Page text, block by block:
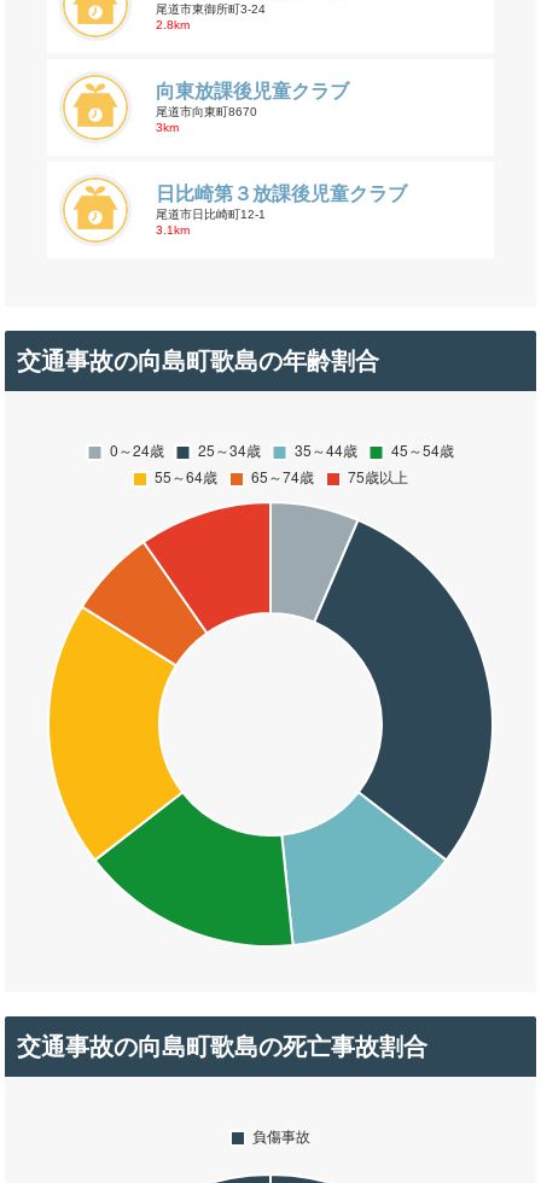
尾道市東御所町3-24
2.8km
向東放課後児童クラブ
尾道市向東町8670
3km
日比崎第３放課後児童クラブ
尾道市日比崎町12-1
3.1km
交通事故の向島町歌島の年齢割合
交通事故の向島町歌島の死亡事故割合